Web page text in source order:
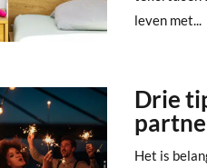
leven met...
Drie
Het is